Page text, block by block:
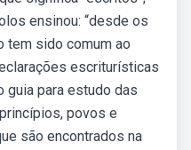
ensinou: “desde os
tem sido comum ao
escriturísticas
guia para estudo das
povos e
são encontrados na